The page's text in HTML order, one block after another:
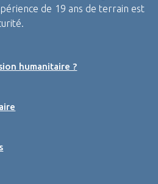
de 19 ans de terrain est
humanitaire ?